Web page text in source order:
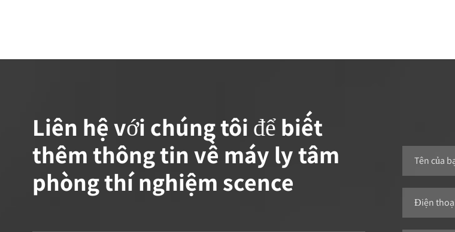
Liên hệ với chúng tôi để biết
thêm thông tin về máy ly tâm
phòng thí nghiệm scence